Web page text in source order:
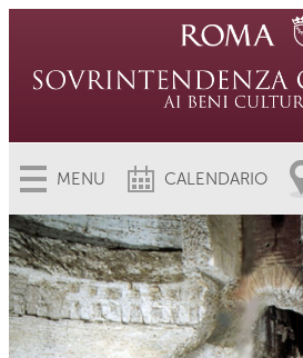
MENU CALENDARIO